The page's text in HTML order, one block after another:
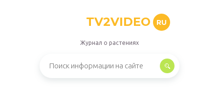
TV2VIDEO RU
Журнал о растениях